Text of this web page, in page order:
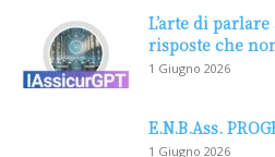
L’arte di
risposte che
1 Giugno 2026
E.N.B.Ass.
1 Giugno 2026